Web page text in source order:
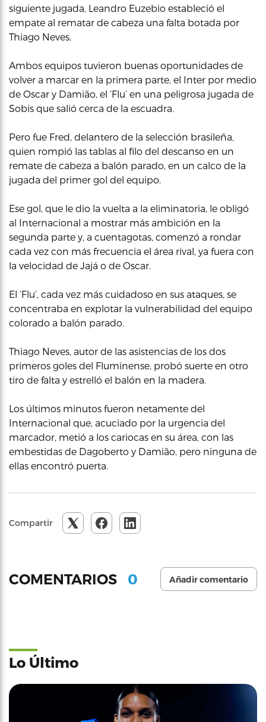
siguiente jugada, Leandro Euzebio estableció el
empate al rematar de cabeza una falta botada por
Thiago Neves.
Ambos equipos tuvieron buenas oportunidades de
volver a marcar en la primera parte, el Inter por medio
de Oscar y Damião, el ‘Flu’ en una peligrosa jugada de
Sobis que salió cerca de la escuadra.
Pero fue Fred, delantero de la selección brasileña,
quien rompió las tablas al filo del descanso en un
remate de cabeza a balón parado, en un calco de la
jugada del primer gol del equipo.
Ese gol, que le dio la vuelta a la eliminatoria, le obligó
al Internacional a mostrar más ambición en la
segunda parte y, a cuentagotas, comenzó a rondar
cada vez con más frecuencia el área rival, ya fuera con
la velocidad de Jajá o de Oscar.
El ‘Flu’, cada vez más cuidadoso en sus ataques, se
concentraba en explotar la vulnerabilidad del equipo
colorado a balón parado.
Thiago Neves, autor de las asistencias de los dos
primeros goles del Fluminense, probó suerte en otro
tiro de falta y estrelló el balón en la madera.
Los últimos minutos fueron netamente del
Internacional que, acuciado por la urgencia del
marcador, metió a los cariocas en su área, con las
embestidas de Dagoberto y Damião, pero ninguna de
ellas encontró puerta.
Compartir
COMENTARIOS 0 Añadir comentario
Lo Último